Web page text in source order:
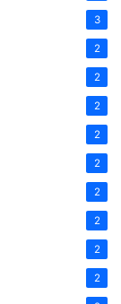
3
2
2
2
2
2
2
2
2
2